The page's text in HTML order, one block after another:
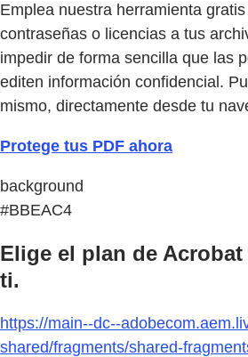
Emplea nuestra herramienta
contraseñas o licencias a tus
impedir de forma sencilla que las
editen información confidencial.
mismo, directamente desde tu
Protege tus PDF ahora
background
#BBEAC4
Elige el plan de
ti.
https://main--dc--
shared/fragments/shared-